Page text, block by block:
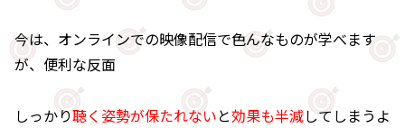
今は、オンラインでの映像配信で色んなものが学べます
が、便利な反面
しっかり聴く姿勢が保たれないと効果も半減してしまうよ